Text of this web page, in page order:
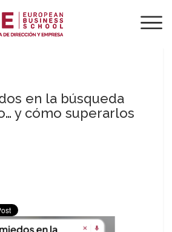
en la búsqueda
y cómo superarlos